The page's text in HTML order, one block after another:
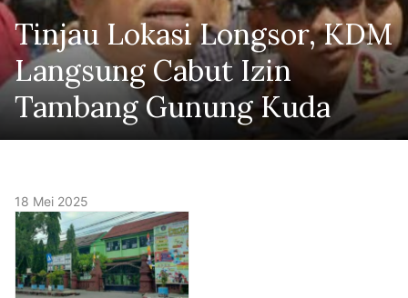
Tinjau Lokasi Longsor, KDM
Langsung Cabut Izin
Tambang Gunung Kuda
18 Mei 2025